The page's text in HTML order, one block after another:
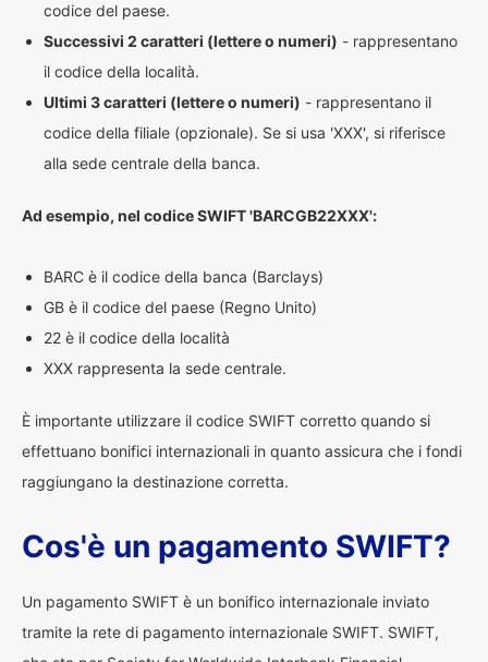
codice del paese.
Successivi 2 caratteri (lettere o numeri) - rappresentano
il codice della località.
Ultimi 3 caratteri (lettere o numeri) - rappresentano il
codice della filiale (opzionale). Se si usa 'XXX', si riferisce
alla sede centrale della banca.
Ad esempio, nel codice SWIFT 'BARCGB22XXX':
BARC è il codice della banca (Barclays)
GB è il codice del paese (Regno Unito)
22 è il codice della località
XXX rappresenta la sede centrale.
È importante utilizzare il codice SWIFT corretto quando si
effettuano bonifici internazionali in quanto assicura che i fondi
raggiungano la destinazione corretta.
Cos'è un pagamento SWIFT?
Un pagamento SWIFT è un bonifico internazionale inviato
tramite la rete di pagamento internazionale SWIFT. SWIFT,